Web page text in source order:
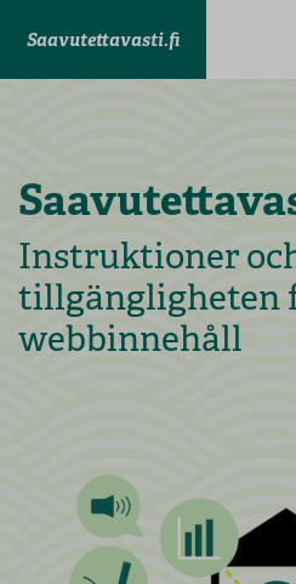
Saavutettavasti.fi
Instruktioner
tillgängligheten
webbinnehåll